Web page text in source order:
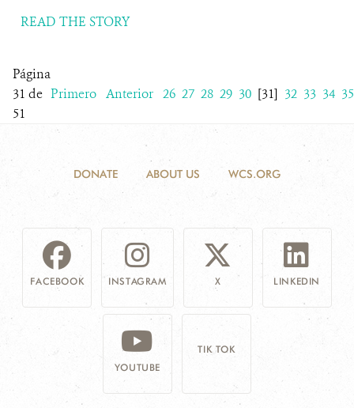
READ THE STORY
Página
31 de
51
Primero Anterior 26 27 28 29 30 [31] 32 33 34 35
DONATE ABOUT US WCS.ORG
FACEBOOK INSTAGRAM X LINKEDIN
YOUTUBE
TIK TOK